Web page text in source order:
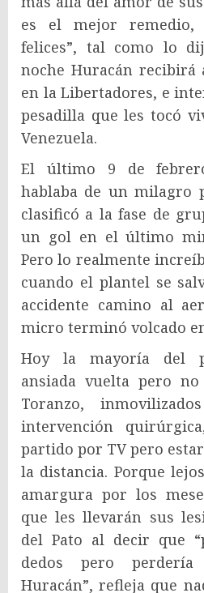
es el mejor
felices”, tal como lo
noche Huracán recibirá
en la Libertadores, e
pesadilla que les tocó
Venezuela.
El último 9 de
hablaba de un milagro
clasificó a la fase de
un gol en el último
Pero lo realmente
cuando el plantel se
accidente camino al
micro terminó volcado
Hoy la mayoría del
ansiada vuelta pero
Toranzo,
intervención
partido por TV pero
la distancia. Porque
amargura por los
que les llevarán sus
del Pato al decir que
dedos pero
Huracán”, refleja que